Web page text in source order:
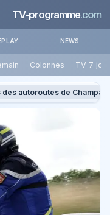
TV-programme.com
NEWS
Colonnes TV 7
autoroutes de